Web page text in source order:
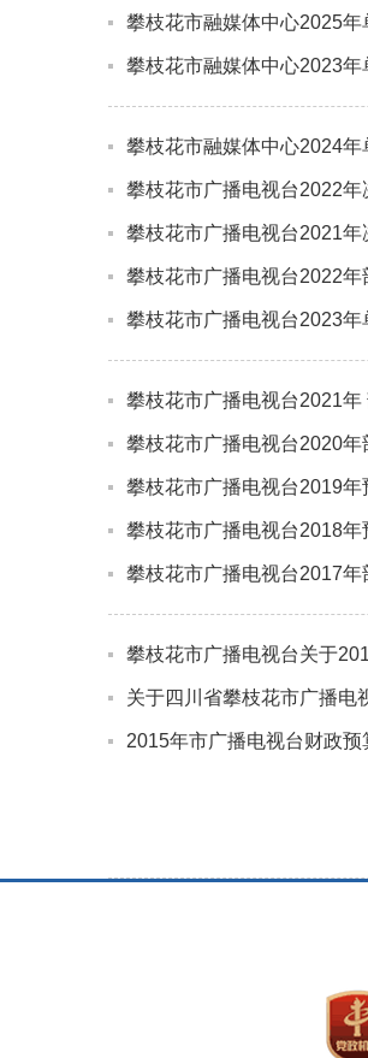
攀枝花市融媒体中心2025年
攀枝花市融媒体中心2023年
攀枝花市融媒体中心2024年
攀枝花市广播电视台2022年
攀枝花市广播电视台2021年
攀枝花市广播电视台2022年
攀枝花市广播电视台2023年
攀枝花市广播电视台2021年
攀枝花市广播电视台2020年
攀枝花市广播电视台2019年
攀枝花市广播电视台2018年
攀枝花市广播电视台2017年
攀枝花市广播电视台关于
关于四川省攀枝花市广播电
2015年市广播电视台财政预